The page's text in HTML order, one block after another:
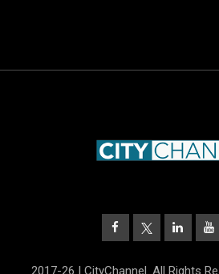
2017-26 | CityChannel. All Rights